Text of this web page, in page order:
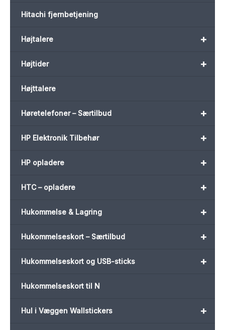
Hitachi fjernbetjening
+
Højtalere
+
Højtider
Højttalere
+
Høretelefoner – Særtilbud
+
HP Elektronik Tilbehør
+
HP opladere
+
HTC – opladere
+
Hukommelse & Lagring
+
Hukommelseskort – Særtilbud
+
Hukommelseskort og USB-sticks
Hukommelseskort til N
+
Hul i Væggen Wallstickers